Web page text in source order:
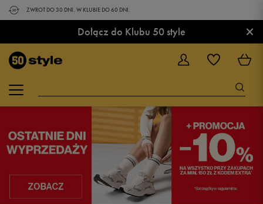
ZWROT DO 30 DNI. W KLUBIE DO 60 DNI.
Dołącz do Klubu 50 style ×